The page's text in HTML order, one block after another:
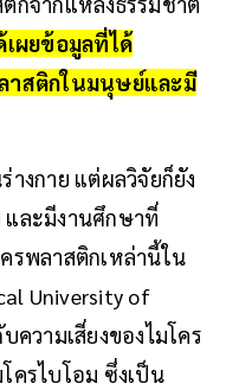
เผยข้อมูลที่ได้
าสติกในมนุษย์และมี
งกาย แต่ผลวิจัยก็ยัง
ละมีงานศึกษาที่
รพลาสติกเหล่านี้ใน
University of
ความเสี่ยงของไมโคร
ครไบโอม ซึ่งเป็น